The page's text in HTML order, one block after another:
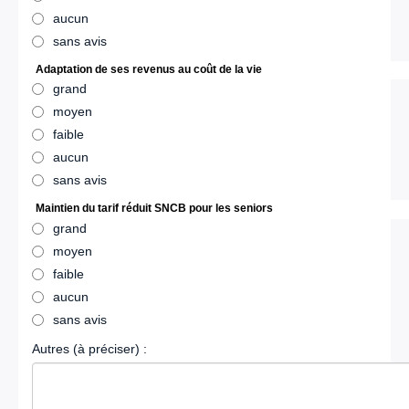
aucun
sans avis
Adaptation de ses revenus au coût de la vie
grand
moyen
faible
aucun
sans avis
Maintien du tarif réduit SNCB pour les seniors
grand
moyen
faible
aucun
sans avis
Autres (à préciser) :